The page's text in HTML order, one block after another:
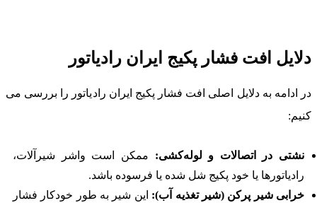
دلایل افت فشار پکیج ایران‌ رادیاتور
در ادامه به دلایل اصلی افت فشار پکیج ایران رادیاتور را بررسی می
کنیم:
نشتی در اتصالات و لوله‌کشی: ممکن است واشر شیرآلات،
رادیاتورها یا خود پکیج شل شده یا فرسوده باشد.
خرابی شیر پرکن (شیر تغذیه آب): این شیر به طور خودکار فشار